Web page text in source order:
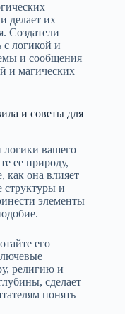
делает их
Создатели
с логикой и
и сообщения
и магических
и советы для
логики вашего
ее природу,
как она влияет
структуры и
элементы
его
религию и
сделает
понять